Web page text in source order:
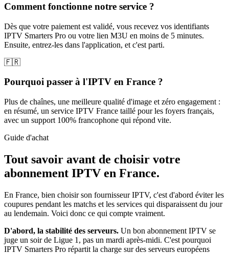
Comment fonctionne notre service ?
Dès que votre paiement est validé, vous recevez vos identifiants
IPTV Smarters Pro ou votre lien M3U en moins de 5 minutes.
Ensuite, entrez-les dans l'application, et c'est parti.
🇫🇷
Pourquoi passer à l'IPTV en France ?
Plus de chaînes, une meilleure qualité d'image et zéro engagement :
en résumé, un service IPTV France taillé pour les foyers français,
avec un support 100% francophone qui répond vite.
Guide d'achat
Tout savoir avant de choisir votre
abonnement IPTV en France.
En France, bien choisir son fournisseur IPTV, c'est d'abord éviter les
coupures pendant les matchs et les services qui disparaissent du jour
au lendemain. Voici donc ce qui compte vraiment.
D'abord, la stabilité des serveurs. Un bon abonnement IPTV se
juge un soir de Ligue 1, pas un mardi après-midi. C'est pourquoi
IPTV Smarters Pro répartit la charge sur des serveurs européens